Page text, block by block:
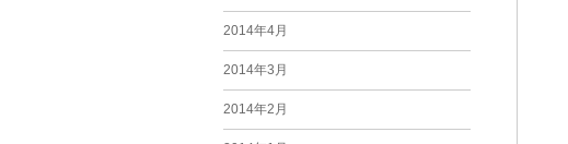
2014年4月
2014年3月
2014年2月